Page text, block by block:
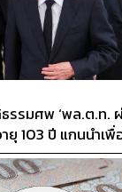
เทนนิส เซอร์เ
ทนนิสอาชีพชายชา
กมส์เป็นครั้งที่ 5 แ
ทศวรรษที่ผ่านมา
แกรนด์สแลมมาก
24 สมัย
รมศพ ‘พล.ต.ท.
ยุ 103 ปี แกนนำเ